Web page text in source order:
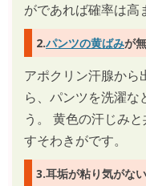
がであれば確率は高
2.パンツの黄ばみが
アポクリン汗腺から
ら、パンツを洗濯な
う。 黄色の汗じみ
すそわきがです。
3.耳垢が粘り気がな